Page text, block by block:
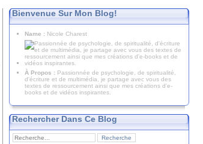
Bienvenue Sur Mon Blog!
Name : Nicole Charest
À Propos : Passionnée de psychologie, de spiritualité,
d'écriture et de multimédia, je partage avec vous des
textes de ressourcement ainsi que mes créations d'e-
books et de vidéos inspirantes.
Rechercher Dans Ce Blog